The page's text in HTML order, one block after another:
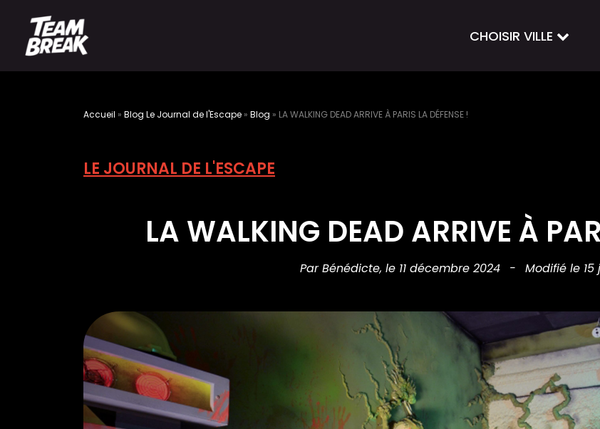
CHOISIR VILLE
Accueil » Blog Le Journal de l'Escape » Blog » LA WALKING DEAD ARRIVE À PARIS LA DÉFENSE !
LE JOURNAL DE L'ESCAPE
LA WALKING DEAD ARRIVE À
Par Bénédicte, le 11 décembre 2024 - Modifié le 15